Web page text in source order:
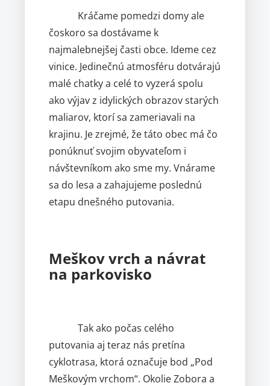
Kráčame pomedzi domy ale
čoskoro sa dostávame k
najmalebnejšej časti obce. Ideme cez
vinice. Jedinečnú atmosféru dotvárajú
malé chatky a celé to vyzerá spolu
ako výjav z idylických obrazov starých
maliarov, ktorí sa zameriavali na
krajinu. Je zrejmé, že táto obec má čo
ponúknuť svojim obyvateľom i
návštevníkom ako sme my. Vnárame
sa do lesa a zahajujeme poslednú
etapu dnešného putovania.
Meškov vrch a návrat
na parkovisko
Tak ako počas celého
putovania aj teraz nás pretína
cyklotrasa, ktorá označuje bod „Pod
Meškovým vrchom“. Okolie Zobora a